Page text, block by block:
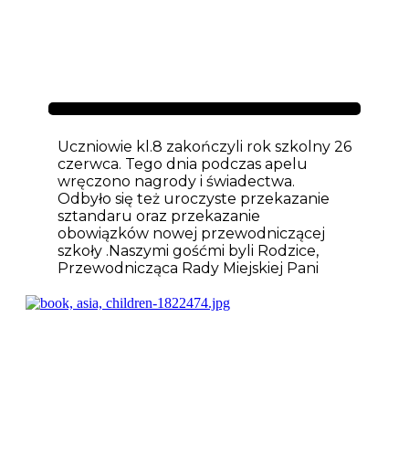
Aktualności
Uczniowie kl.8 zakończyli rok szkolny 26
czerwca. Tego dnia podczas apelu
wręczono nagrody i świadectwa.
Odbyło się też uroczyste przekazanie
sztandaru oraz przekazanie
obowiązków nowej przewodniczącej
szkoły .Naszymi gośćmi byli Rodzice,
Przewodnicząca Rady Miejskiej Pani